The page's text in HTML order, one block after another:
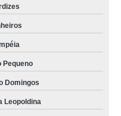
Odessa
Carapicuíba
Bonfiglioli
Sorocaba
Pequeno
Domingos
Leopoldina